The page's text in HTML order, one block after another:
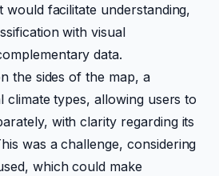
would facilitate understanding,
with visual
data.
the sides of the map, a
climate types, allowing users to
with clarity regarding its
was a challenge, considering
which could make